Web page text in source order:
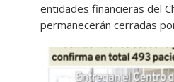
entidades financieras del
permanecerán cerradas